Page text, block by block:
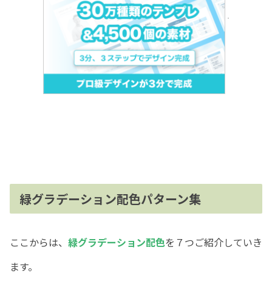
緑グラデーション配色パターン集
ここからは、 緑グラデーション配色を７つご紹介していき
ます。